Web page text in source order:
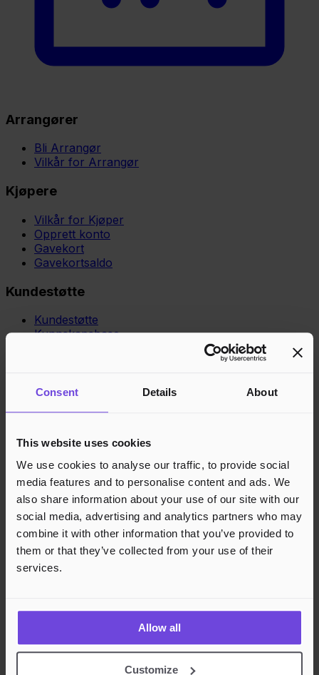
Consent Details About
This website uses cookies
We use cookies to analyse our traffic, to provide social
media features and to personalise content and ads. We
also share information about your use of our site with our
social media, advertising and analytics partners who may
combine it with other information that you’ve provided to
them or that they’ve collected from your use of their
services.
Allow all
Customize
Arrangører
Bli Arrangør
Vilkår for Arrangør
Kjøpere
Vilkår for Kjøper
Opprett konto
Gavekort
Gavekortsaldo
Kundestøtte
Kundestøtte
Kunnskapsbase
Personvern
Språk Norsk English Dansk
Godkjente betalingsmetoder
Rask og sikker betalingsbehandling